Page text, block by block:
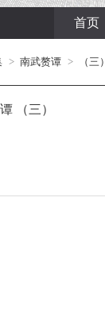
首页
南武赘谭 （三）
（三）